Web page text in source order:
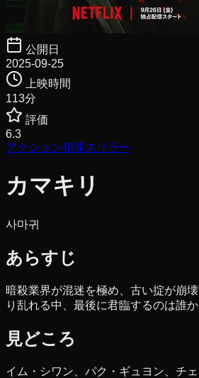
公開日
2025-09-25
上映時間
113分
評価
6.3
アクション犯罪スリラー
カマキリ
사마귀
あらすじ
暗殺業界が混迷を極め、古い掟が崩
り乱れる中、最後に君臨するのは誰
見どころ
イム・シワン、パク・ギュヨン、チ